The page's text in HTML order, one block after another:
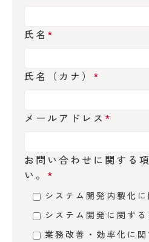
氏名 *
氏名（カナ） *
メールアドレス *
お問い合わせに関する
い。 *
システム開発内製化
システム開発に関す
業務改善・効率化に